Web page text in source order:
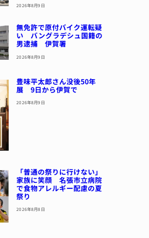
2026年8月9日
無免許で原付バイク運転疑
い バングラデシュ国籍の
男逮捕 伊賀署
2026年8月9日
豊味平太郎さん没後50年
展 9日から伊賀で
2026年8月9日
「普通の祭りに行けない」
家族に笑顔 名張市立病院
で食物アレルギー配慮の夏
祭り
2026年8月8日